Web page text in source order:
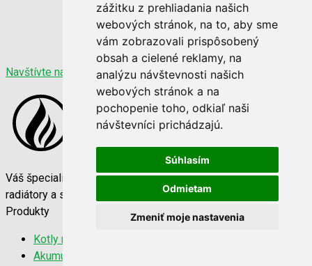
zážitku z prehliadania našich
webových stránok, na to, aby sme
vám zobrazovali prispôsobený
obsah a cielené reklamy, na
analýzu návštevnosti našich
webových stránok a na
pochopenie toho, odkiaľ naši
návštevníci prichádzajú.
Súhlasím
Odmietam
Zmeniť moje nastavenia
Navštívte nás
Váš špecialista na vykurovaciu techniku. Kvalitné kotly,
radiátory a sporáky za najlepšie ceny na trhu.
Produkty
Kotly na tuhé palivo
Akumulačné nádrže